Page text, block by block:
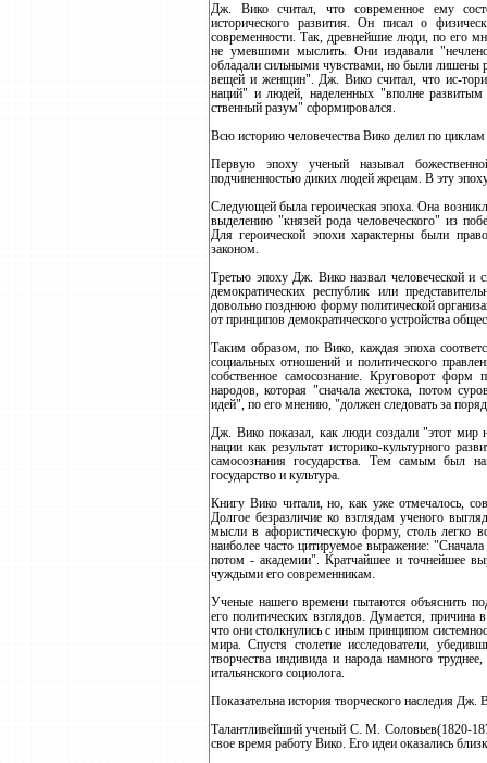
Дж. Вико считал, что современное ему
исторического развития. Он писал о
современности. Так, древнейшие люди, по его
не умевшими мыслить. Они издавали
обладали сильными чувствами, но были лишены
вещей и женщин". Дж. Вико считал, что ис-
наций" и людей, наделенных "вполне
ственный разум" сформировался.
Всю историю человечества Вико делил по
Первую эпоху ученый называл
подчиненностью диких людей жрецам. В эту
Следующей была героическая эпоха. Она
выделению "князей рода человеческого" из
Для героической эпохи характерны были
законом.
Третью эпоху Дж. Вико назвал человеческой и
демократических республик или
довольно позднюю форму политической
от принципов демократического устройства
Таким образом, по Вико, каждая эпоха
социальных отношений и политического
собственное самосознание. Круговорот форм
народов, которая "сначала жестока, потом
идей", по его мнению, "должен следовать за
Дж. Вико показал, как люди создали "этот мир
нации как результат историко-культурного
самосознания государства. Тем самым был
государство и культура.
Книгу Вико читали, но, как уже отмечалось,
Долгое безразличие ко взглядам ученого
мысли в афористическую форму, столь легко
наиболее часто цитируемое выражение:
потом - академии". Кратчайшее и точнейшее
чуждыми его современникам.
Ученые нашего времени пытаются объяснить
его политических взглядов. Думается,
что они столкнулись с иным принципом
мира. Спустя столетие исследователи,
творчества индивида и народа намного
итальянского социолога.
Показательна история творческого наследия
Талантливейший ученый С. М. Соловьев(1820-
свое время работу Вико. Его идеи оказались